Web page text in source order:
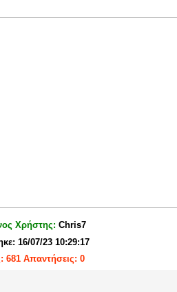
Χρήστης: Chris7
16/07/23 10:29:17
681 Απαντήσεις: 0